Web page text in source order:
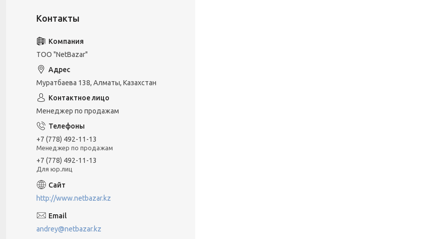
ТОО "NetBazar"
Муратбаева 138, Алматы, Казахстан
Менеджер по продажам
+7 (778) 492-11-13
Менеджер по продажам
+7 (778) 492-11-13
Для юр.лиц
http://www.netbazar.kz
andrey@netbazar.kz